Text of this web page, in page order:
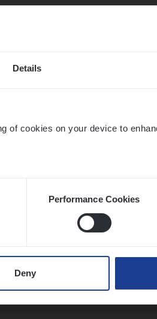
Details
of cookies on your device to
Performance Cookies
Deny